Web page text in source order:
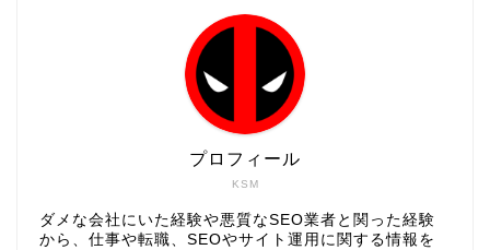
KSM
プロフィール
ダメな会社にいた経験や悪質なSEO業者と関った経験
から、仕事や転職、SEOやサイト運用に関する情報を